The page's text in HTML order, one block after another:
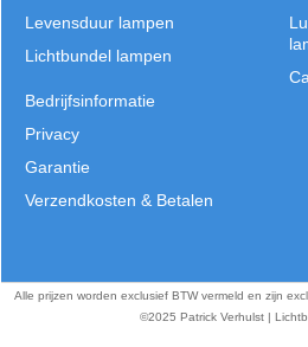
Levensduur lampen
Lichtbundel lampen
Bedrijfsinformatie
Privacy
Garantie
Verzendkosten & Betalen
Alle prijzen worden exclusief BTW vermeld en zijn
©2025 Patrick Verhulst |